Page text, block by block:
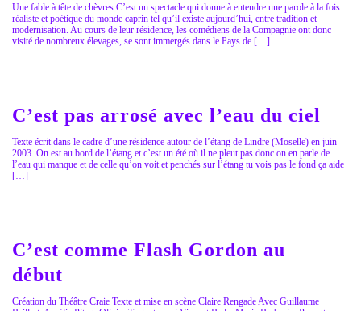
Une fable à tête de chèvres C’est un spectacle qui donne à entendre une parole à la fois
réaliste et poétique du monde caprin tel qu’il existe aujourd’hui, entre tradition et
modernisation. Au cours de leur résidence, les comédiens de la Compagnie ont donc
visité de nombreux élevages, se sont immergés dans le Pays de […]
C’est pas arrosé avec l’eau du ciel
Texte écrit dans le cadre d’une résidence autour de l’étang de Lindre (Moselle) en juin
2003. On est au bord de l’étang et c’est un été où il ne pleut pas donc on en parle de
l’eau qui manque et de celle qu’on voit et penchés sur l’étang tu vois pas le fond ça aide
[…]
C’est comme Flash Gordon au
début
Création du Théâtre Craie Texte et mise en scène Claire Rengade Avec Guillaume